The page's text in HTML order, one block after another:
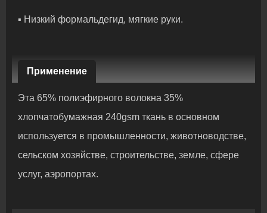
▪ Низкий формальдегид, мягкие руки.
Применение
Эта 65% полиэфирного волокна 35%
хлопчатобумажная 240gsm ткань в основном
используется в промышленности, животноводстве,
сельском хозяйстве, строительстве, земле, сфере
услуг, аэропортах.